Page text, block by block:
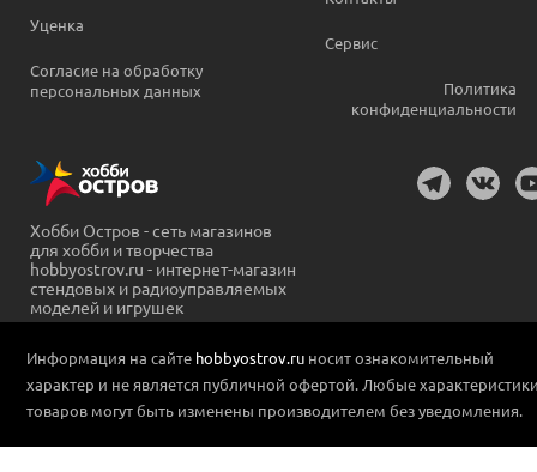
Уценка
Согласие на обработку
персональных данных
Сервис
Политика
конфиденциальности
Хобби Остров - сеть магазинов
для хобби и творчества
hobbyostrov.ru - интернет-магазин
стендовых и радиоуправляемых
моделей и игрушек
Информация на сайте hobbyostrov.ru носит ознакомительный
характер и не является публичной офертой. Любые
товаров могут быть изменены производителем без уведомления.